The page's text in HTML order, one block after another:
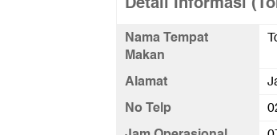
Nama Tempat
Makan
Alamat
No Telp